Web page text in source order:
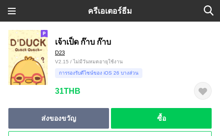
ครีเอเตอร์ธีม
เจ้าเป็ด ก๊าบ ก๊าบ
D23
V2.15 / ไม่มีวันหมดอายุใช้งาน
การรองรับดีไซน์ของ iOS 26 บางส่วน
31THB
ส่งของขวัญ ซื้อ